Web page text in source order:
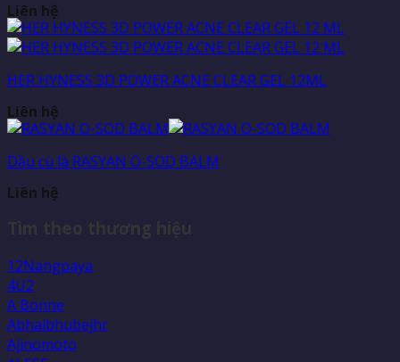
Liên hệ
HER HYNESS 3D POWER ACNE CLEAR GEL 12ML
Liên hệ
Dầu cù là RASYAN O-SOD BALM
Liên hệ
12Nangpaya
4U2
A Bonne
Abhaibhubejhr
Ajinomoto